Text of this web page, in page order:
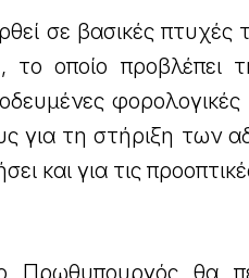
σε βασικές πτυχές
οποίο προβλέπει
φορολογικές
για τη στήριξη των
και για τις
θα